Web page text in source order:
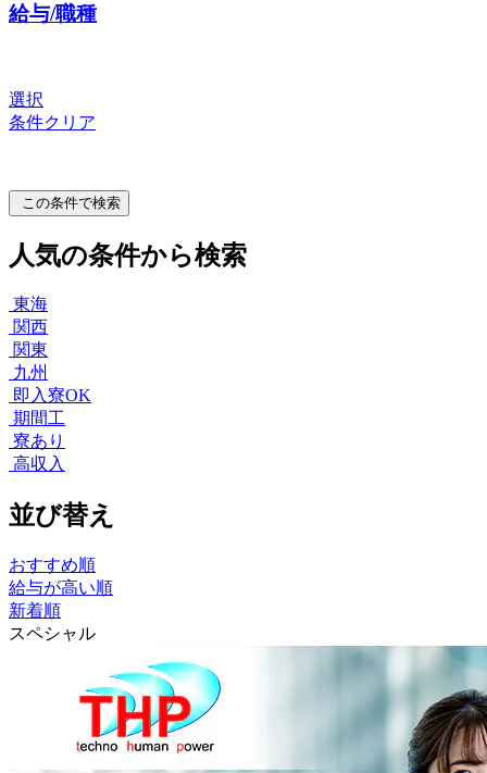
給与/職種
選択
条件クリア
この条件で検索
人気の条件から検索
東海
関西
関東
九州
即入寮OK
期間工
寮あり
高収入
並び替え
おすすめ順
給与が高い順
新着順
スペシャル